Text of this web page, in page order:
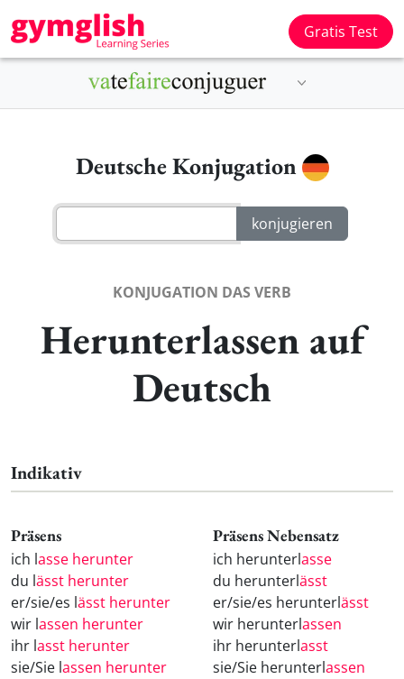
Gratis Test
Deutsche Konjugation
KONJUGATION DAS VERB
Herunterlassen auf
Deutsch
Indikativ
Präsens
ich lasse herunter
du lässt herunter
er/sie/es lässt herunter
wir lassen herunter
ihr lasst herunter
sie/Sie lassen herunter
Präsens Nebensatz
ich herunterlasse
du herunterlässt
er/sie/es herunterlässt
wir herunterlassen
ihr herunterlasst
sie/Sie herunterlassen